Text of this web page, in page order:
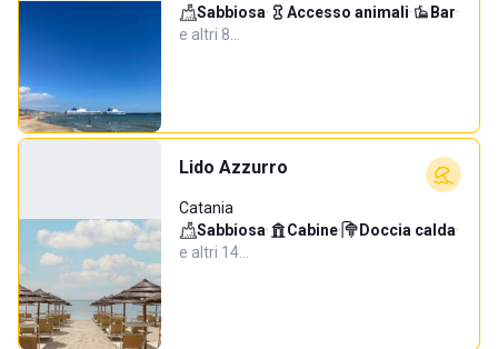
Sabbiosa· Accesso animali· Bar·
e altri 8…
Lido Azzurro
Catania
Sabbiosa· Cabine· Doccia calda·
e altri 14…